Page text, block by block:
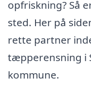
opfriskning? Så
sted. Her på
rette partner
tæpperensning i
kommune.